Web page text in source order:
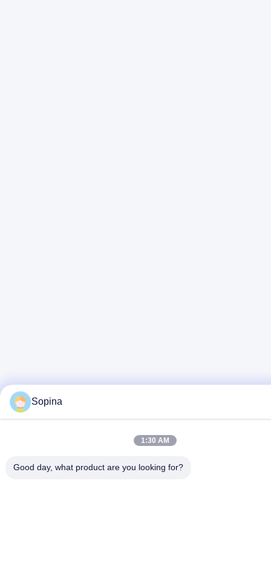
Sopina
1:30 AM
Good day, what product are you looking for?